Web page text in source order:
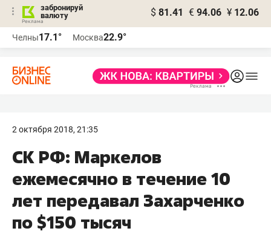
забронируй
валюту
$ 81.41 € 94.06 ¥ 12.06
Челны17.1° Москва22.9°
2 октября 2018, 21:35
СК РФ: Маркелов
ежемесячно в течение 10
лет передавал Захарченко
по $150 тысяч